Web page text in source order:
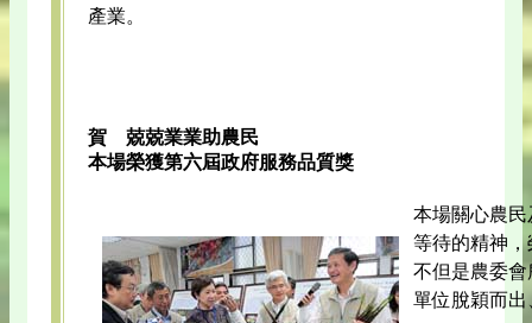
產業。
賀 兢兢業業助農民
本場榮獲第六屆政府服務品質獎
本場關心農
等待的精神
不但是農委
單位脫穎而